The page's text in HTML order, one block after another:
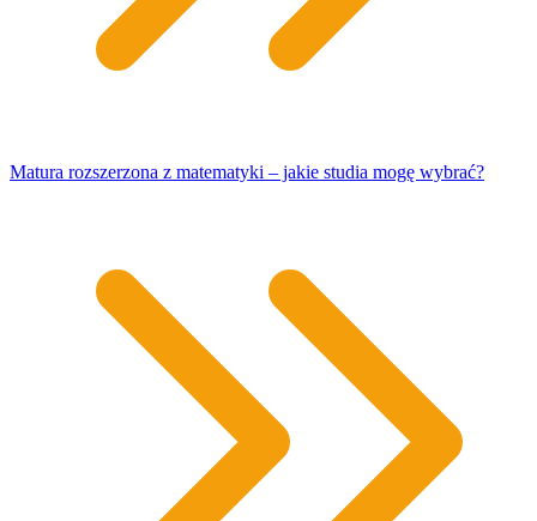
Matura rozszerzona z matematyki – jakie studia mogę wybrać?